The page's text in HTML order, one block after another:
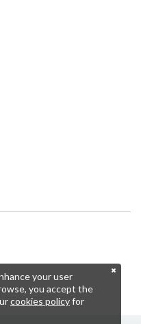
your user
you accept the
cookies policyfor